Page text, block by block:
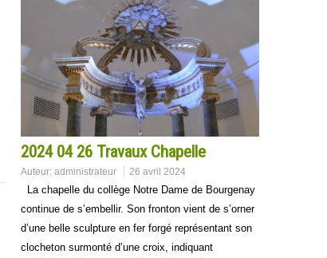
2024 04 26 Travaux Chapelle
Auteur: administrateur 26 avril 2024
La chapelle du collège Notre Dame de Bourgenay
continue de s’embellir. Son fronton vient de s’orner
d’une belle sculpture en fer forgé représentant son
clocheton surmonté d’une croix, indiquant